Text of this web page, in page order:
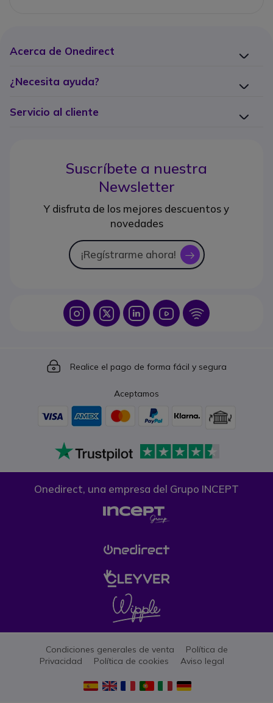
Acerca de Onedirect
¿Necesita ayuda?
Servicio al cliente
Suscríbete a nuestra
Newsletter
Y disfruta de los mejores descuentos y
novedades
¡Regístrarme ahora! icon
Icon IconIcon Icon Icon
Icon
Realice el pago de forma fácil y segura
Aceptamos
Onedirect, una empresa del Grupo INCEPT
Condiciones generales de venta
Política de
Privacidad
Política de cookies Aviso legal